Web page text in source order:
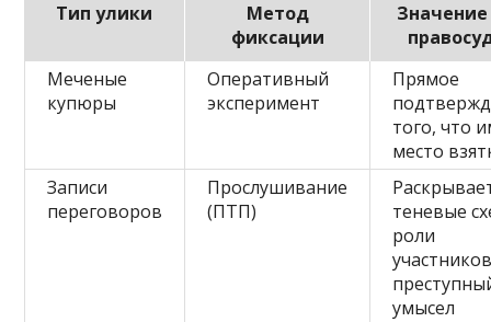
Тип улики
Метод
фиксации
Меченые
купюры
Оперативный
эксперимент
Прямое
того, что
место
Записи
переговоров
Прослушивание
(ПТП)
теневые
роли
умысел